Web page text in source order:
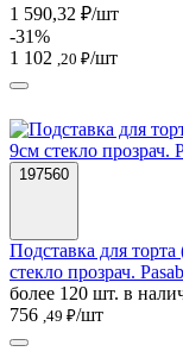
1 590,32 ₽/шт
-31%
1 102 ,20 ₽/шт
197560
Подставка для
стекло прозрач.
более 120 шт. в
756 ,49 ₽/шт